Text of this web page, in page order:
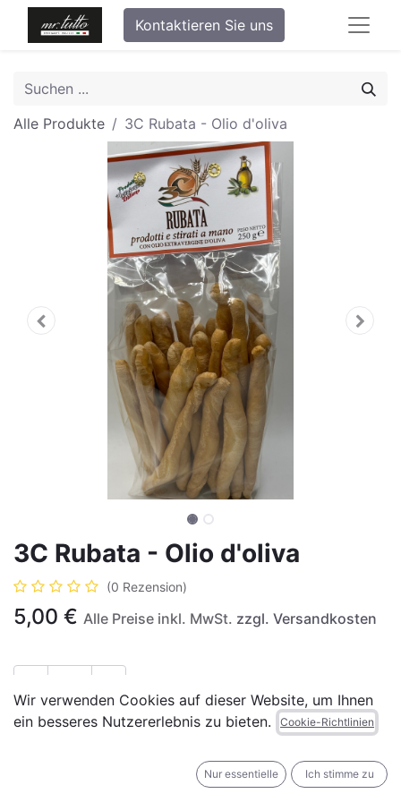
Kontaktieren Sie uns
Alle Produkte 3C Rubata - Olio d'oliva
3C Rubata - Olio d'oliva
(0 Rezension)
5,00 € Alle Preise inkl. MwSt. zzgl. Versandkosten
IN DEN WARENKORB JETZT KAUFEN
Wir verwenden Cookies auf dieser Website, um Ihnen
ein besseres Nutzererlebnis zu bieten.
Cookie-Richtlinien
Nur essentielle Ich stimme zu